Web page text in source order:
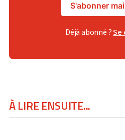
S'abonner
Déjà abonné ?Se
À LIRE ENSUITE...